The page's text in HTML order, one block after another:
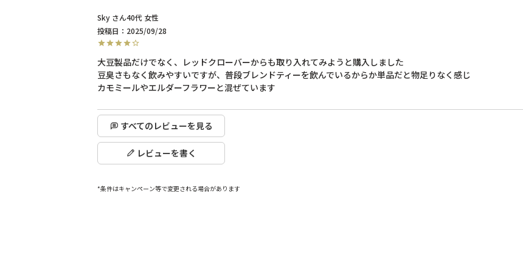
Sky 40代 女性
投稿日
2025/09/28
大豆製品だけでなく、レッドクローバーからも取り入れてみようと購入しました
豆臭さもなく飲みやすいですが、普段ブレンドティーを飲んでいるからか単品だと物足りなく感じ
すべてのレビューを見る
レビューを書く
*条件はキャンペーン等で変更される場合があります